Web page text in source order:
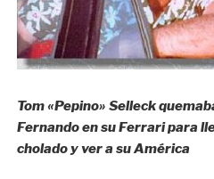
Tom «Pepino» Selleck
Fernando en su Ferrari para
cholado y ver a su América